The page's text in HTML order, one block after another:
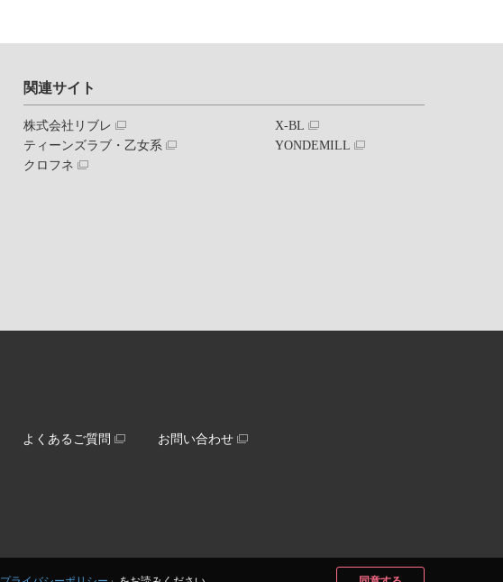
関連サイト
株式会社リブレ
ティーンズラブ・乙女系
クロフネ
X-BL
YONDEMILL
よくあるご質問 お問い合わせ